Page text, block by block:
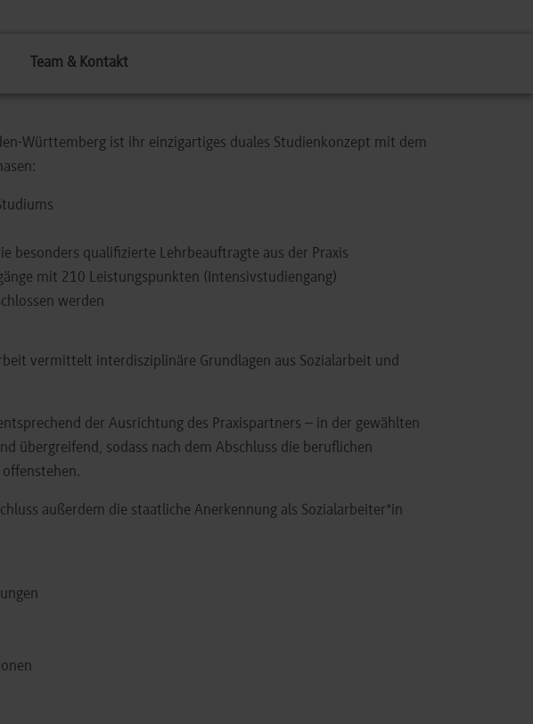
Team & Kontakt
Württemberg ist ihr einzigartiges duales Studienkonzept mit dem
besonders qualifizierte Lehrbeauftragte aus der Praxis
mit 210 Leistungspunkten (Intensivstudiengang)
werden
vermittelt interdisziplinäre Grundlagen aus Sozialarbeit und
der Ausrichtung des Praxispartners – in der gewählten
übergreifend, sodass nach dem Abschluss die beruflichen
außerdem die staatliche Anerkennung als Sozialarbeiter*in